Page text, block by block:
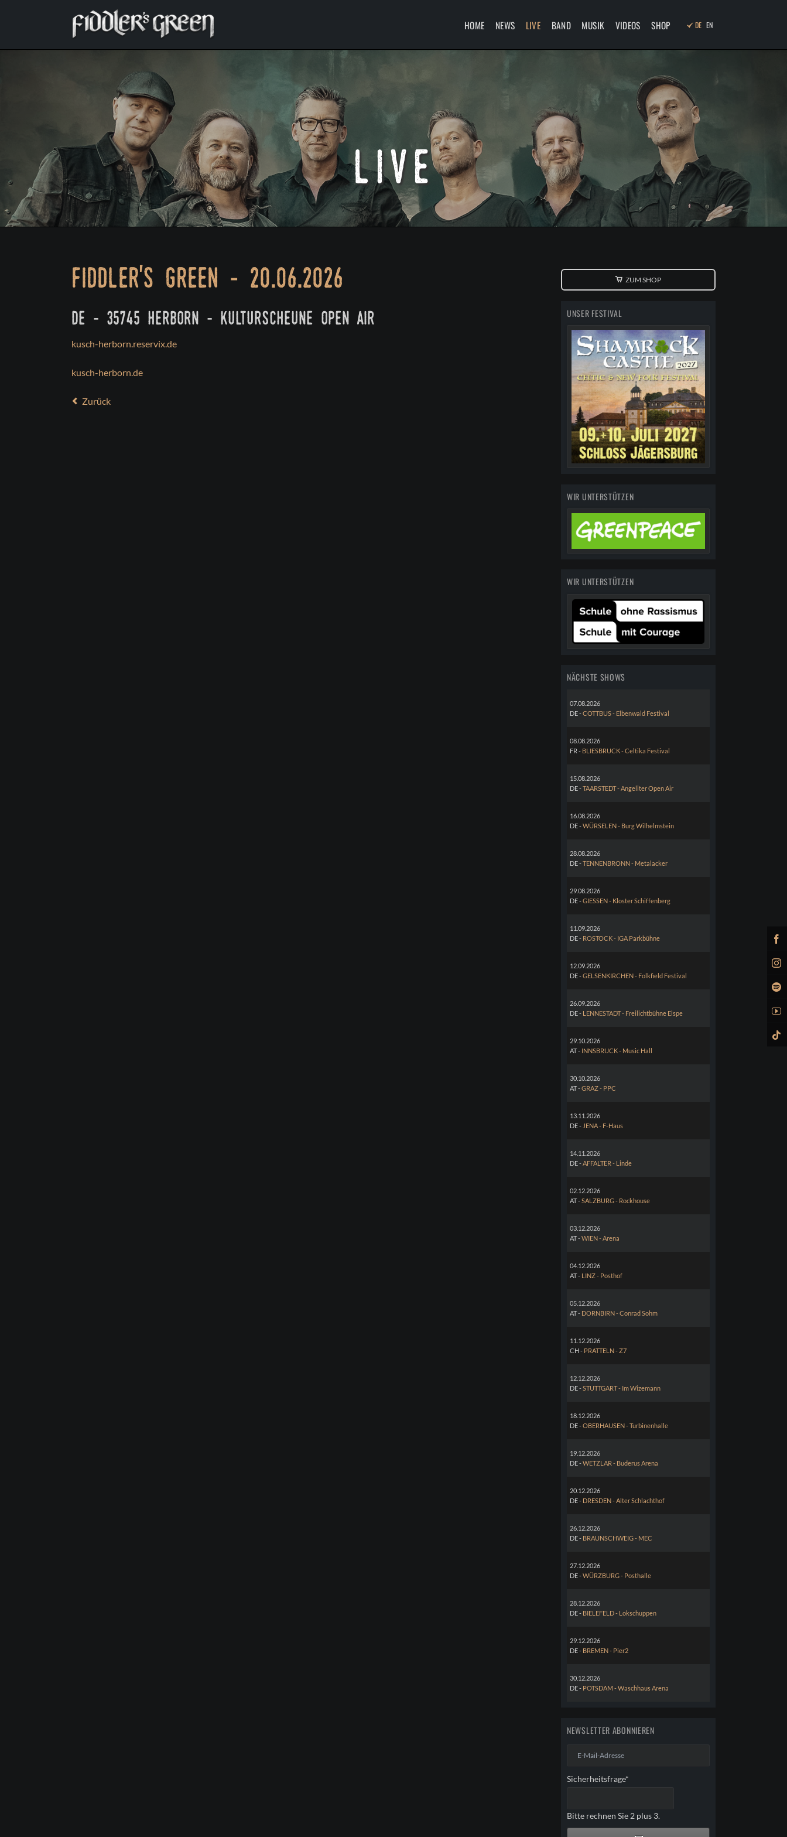
HOME NEWS LIVE BAND MUSIK VIDEOS SHOP DE EN
live
fiddler's green - 20.06.2026
de - 35745 herborn - kulturscheune open air
kusch-herborn.reservix.de
kusch-herborn.de
Zurück
ZUM SHOP
UNSER FESTIVAL
WIR UNTERSTÜTZEN
WIR UNTERSTÜTZEN
NÄCHSTE SHOWS
07.08.2026
DE -COTTBUS - Elbenwald Festival
08.08.2026
FR - BLIESBRUCK - Celtika Festival
15.08.2026
DE -TAARSTEDT - Angeliter Open Air
16.08.2026
DE -WÜRSELEN - Burg Wilhelmstein
28.08.2026
DE -TENNENBRONN - Metalacker
29.08.2026
DE -GIESSEN - Kloster Schiffenberg
11.09.2026
DE - ROSTOCK - IGA Parkbühne
12.09.2026
DE -GELSENKIRCHEN - Folkfield Festival
26.09.2026
DE - LENNESTADT - Freilichtbühne Elspe
29.10.2026
AT - INNSBRUCK - Music Hall
30.10.2026
AT -GRAZ - PPC
13.11.2026
DE - JENA - F-Haus
14.11.2026
DE -AFFALTER - Linde
02.12.2026
AT -SALZBURG - Rockhouse
03.12.2026
AT -WIEN - Arena
04.12.2026
AT - LINZ - Posthof
05.12.2026
AT - DORNBIRN - Conrad Sohm
11.12.2026
CH - PRATTELN - Z7
12.12.2026
DE -STUTTGART - Im Wizemann
18.12.2026
DE -OBERHAUSEN - Turbinenhalle
19.12.2026
DE -WETZLAR - Buderus Arena
20.12.2026
DE - DRESDEN - Alter Schlachthof
26.12.2026
DE - BRAUNSCHWEIG - MEC
27.12.2026
DE -WÜRZBURG - Posthalle
28.12.2026
DE - BIELEFELD - Lokschuppen
29.12.2026
DE - BREMEN - Pier2
30.12.2026
DE - POTSDAM - Waschhaus Arena
NEWSLETTER ABONNIEREN
Adresse
Pflichtfeld
Sicherheitsfrage*
Bitte rechnen Sie 2 plus 3.